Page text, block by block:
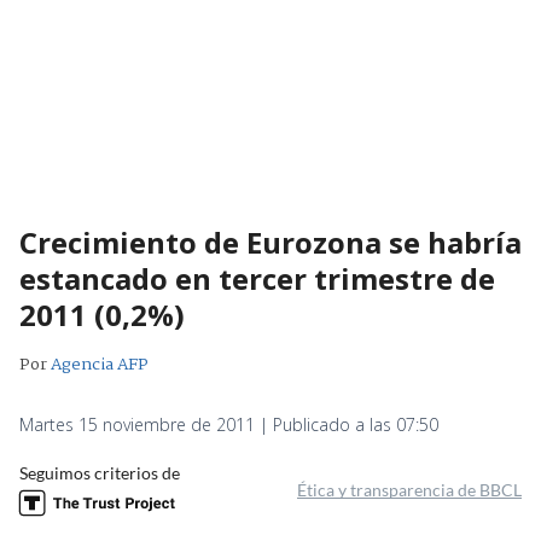
Crecimiento de Eurozona se habría
estancado en tercer trimestre de
2011 (0,2%)
PorAgencia AFP
Martes 15 noviembre de 2011 | Publicado a las 07:50
Seguimos criterios de
Ética y transparencia de BBCL